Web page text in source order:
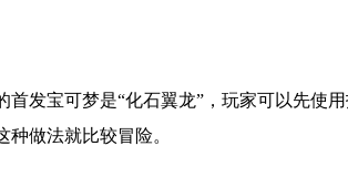
发宝可梦是“化石翼龙”，玩家可以先使
做法就比较冒险。